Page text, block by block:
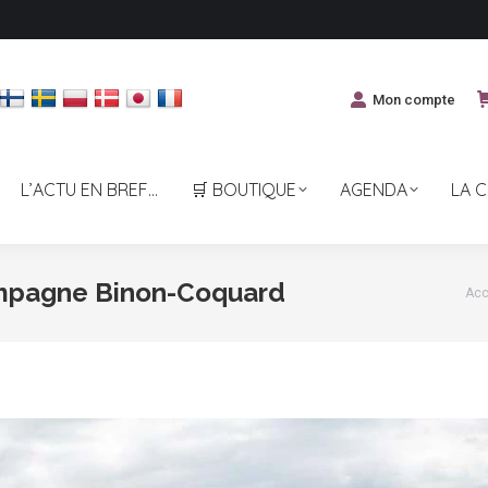
Mon compte
L’ACTU EN BREF… 🛒 BOUTIQUE AGENDA LA
Binon-Coquard